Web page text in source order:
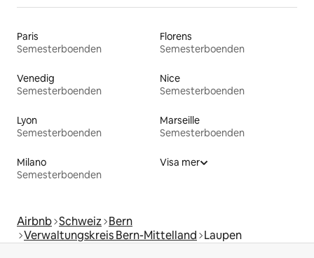
Paris
Semesterboenden
Florens
Semesterboenden
Venedig
Semesterboenden
Nice
Semesterboenden
Lyon
Semesterboenden
Marseille
Semesterboenden
Milano
Semesterboenden
Visa mer
Airbnb Schweiz Bern
Verwaltungskreis Bern-Mittelland Laupen